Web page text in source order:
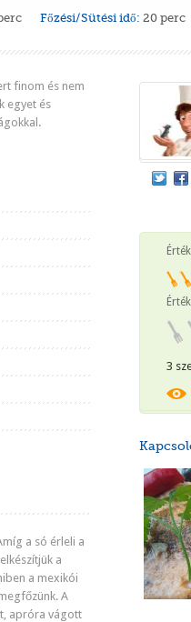
Főzési/Sütési idő: 20 perc
finom és nem
egyet és
a só érleli a
a
a mexikói
A
apróra vágott
3